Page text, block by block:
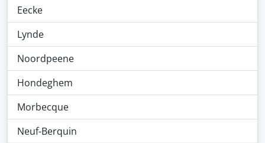
Eecke
Lynde
Noordpeene
Hondeghem
Morbecque
Neuf-Berquin